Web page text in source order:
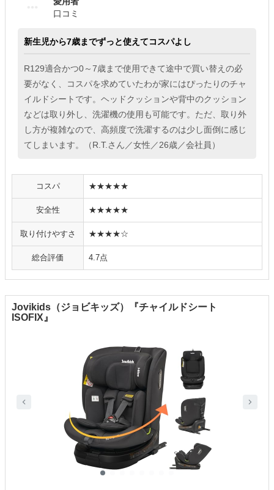
口コミ
新生児から7歳までずっと使えてコスパよし
R129適合かつ0～7歳まで使用できて途中で買い替えの必
要がなく、コスパを求めていたわが家にはぴったりのチャ
イルドシートです。ヘッドクッションや背中のクッション
などは取り外し、洗濯機の使用も可能です。ただ、取り外
し方が複雑なので、高頻度で洗濯するのは少し面倒に感じ
てしまいます。（R.T.さん／女性／26歳／会社員）
コスパ ★★★★★
安全性 ★★★★★
取り付けやすさ ★★★★☆
総合評価 4.7点
Jovikids（ジョビキッズ）『チャイルドシート
ISOFIX』